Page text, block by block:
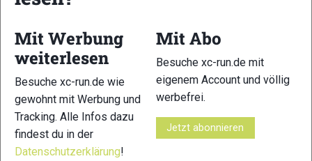
28.08.2026 - 29.08.2026
Ganztägig
Höga Kusta
MOUNTAINMAN Almen-Trail Großarltal
Mit Werbung
weiterlesen
Besuche xc-run.de wie
gewohnt mit Werbung und
Tracking. Alle Infos dazu
findest du in der
Datenschutzerklärung!
Mit Abo
Besuche xc-run.de mit
eigenem Account und völlig
werbefrei.
Jetzt abonnieren